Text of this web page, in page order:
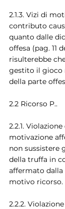
2.1.3. Vizi di
contributo
quanto dalle
offesa (pag. 11
risulterebbe
gestito il gioco
della parte
2.2 Ricorso P..
2.2.1.
motivazione
non sussistere
della truffa in
affermato
motivo ricorso.
2.2.2.